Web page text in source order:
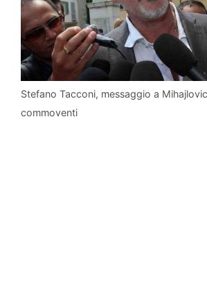
Stefano Tacconi, messaggio a
commoventi